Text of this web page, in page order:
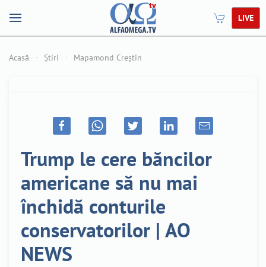
LIVE
Acasă Știri Mapamond Creștin
Trump le cere băncilor
americane să nu mai
închidă conturile
conservatorilor | AO
NEWS